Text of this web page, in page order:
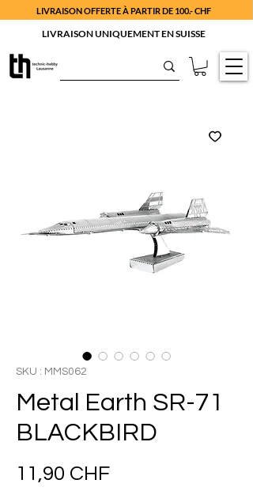
LIVRAISON OFFERTE À PARTIR DE 100.- CHF
LIVRAISON UNIQUEMENT EN SUISSE
SKU : MMS062
Metal Earth SR-71
BLACKBIRD
11,90 CHFPrix